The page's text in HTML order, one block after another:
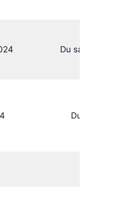
Du samedi 10
Du samedi 6